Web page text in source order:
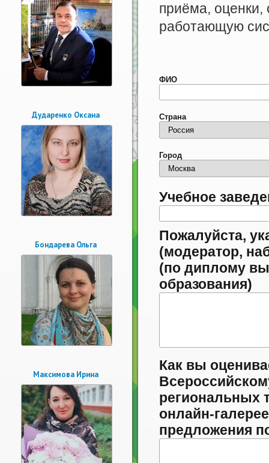
Дударенко Оксана
Бондарева Ольга
Максимова Ирина
приёма, оценки,
работающую
ФИО
Страна
Город
Учебное
Пожалуйста,
(модератор,
(по диплому
образования)
Как вы
региональных
онлайн-
предложения